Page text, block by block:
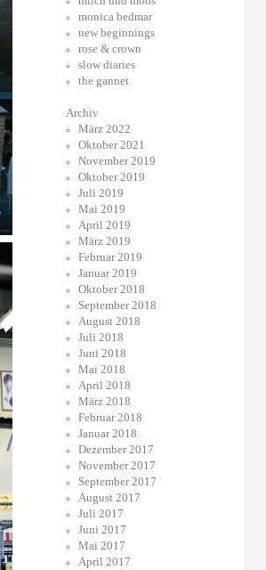
monica bedmar
new beginnings
rose & crown
slow diaries
the gannet
Archiv
März 2022
Oktober 2021
November 2019
Oktober 2019
Juli 2019
Mai 2019
April 2019
März 2019
Februar 2019
Januar 2019
Oktober 2018
September 2018
August 2018
Juli 2018
Juni 2018
Mai 2018
April 2018
März 2018
Februar 2018
Januar 2018
Dezember 2017
November 2017
September 2017
August 2017
Juli 2017
Juni 2017
Mai 2017
April 2017